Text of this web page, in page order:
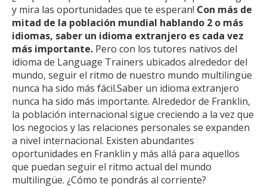
y mira las oportunidades que te esperan! Con más de
mitad de la población mundial hablando 2 o más
idiomas, saber un idioma extranjero es cada vez
más importante. Pero con los tutores nativos del
idioma de Language Trainers ubicados alrededor del
mundo, seguir el ritmo de nuestro mundo multilingüe
nunca ha sido más fácil.Saber un idioma extranjero
nunca ha sido más importante. Alrededor de Franklin,
la población internacional sigue creciendo a la vez que
los negocios y las relaciones personales se expanden
a nivel internacional. Existen abundantes
oportunidades en Franklin y más allá para aquellos
que puedan seguir el ritmo actual del mundo
multilingüe. ¿Cómo te pondrás al corriente?